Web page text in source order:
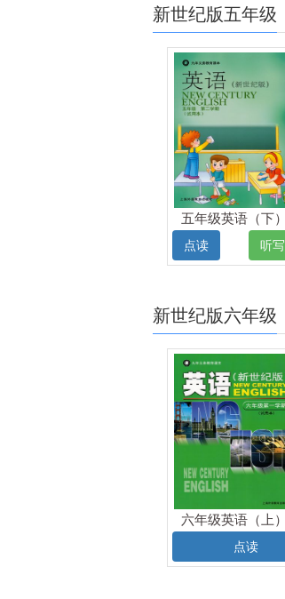
新世纪版五年级
五年级英语（下）
电子课本
点读 听写
新世纪版六年级
六年级英语（上）
电子课本
点读